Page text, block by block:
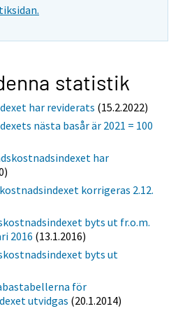
statistik
har reviderats (15.2.2022)
nästa basår är 2021 = 100
har
korrigeras 2.12.
byts ut fr.o.m.
2016 (13.1.2016)
byts ut
för
utvidgas (20.1.2014)